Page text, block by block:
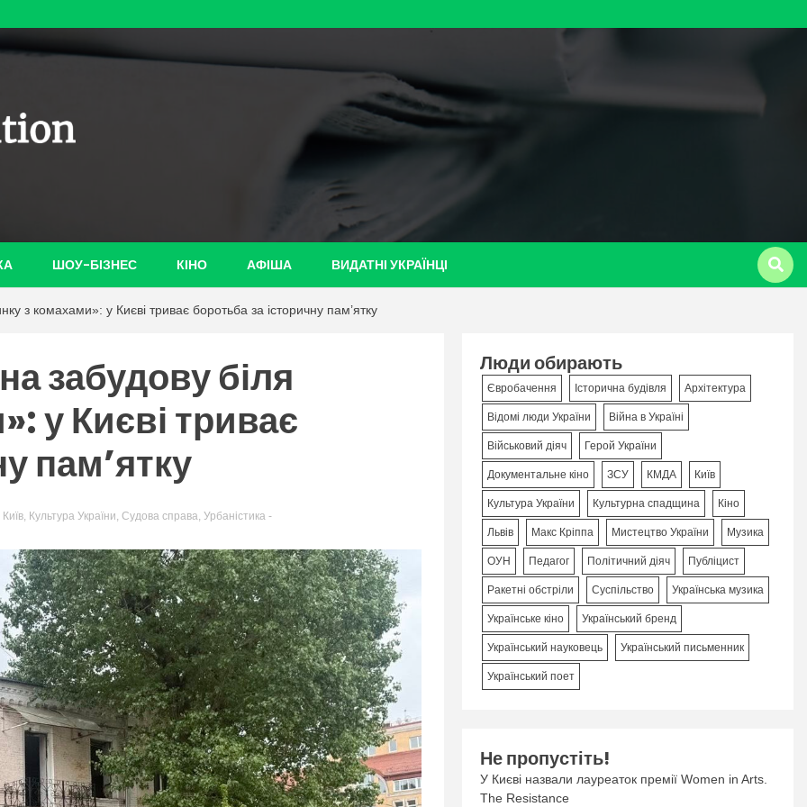
ШОУ-БІЗНЕС КІНО АФІША ВИДАТНІ УКРАЇНЦІ
з комахами»: у Києві триває боротьба за історичну пам’ятку
забудову біля
у Києві триває
пам’ятку
Київ, Культура України, Судова справа, Урбаністика -
Люди обирають
Євробачення Історична будівля Архітектура
Відомі люди України Війна в Україні
Військовий діяч Герой України
Документальне кіно ЗСУ КМДА Київ
Культура України Культурна спадщина Кіно
Львів Макс Кріппа Мистецтво України Музика
ОУН Педагог Політичний діяч Публіцист
Ракетні обстріли Суспільство Українська музика
Українське кіно Український бренд
Український науковець Український письменник
Український поет
Не пропустіть!
У Києві назвали лауреаток премії Women in Arts.
The Resistance